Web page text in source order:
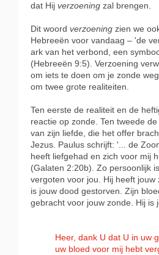
dat Hij verzoening zal brengen.
Dit woord verzoening zien we
Hebreeën voor vandaag – 'de
ark van het verbond, een
(Hebreeën 9:5). Verzoening
om iets te doen om je zonde
om twee grote realiteiten.
Ten eerste de realiteit en de
reactie op zonde. Ten tweede
van zijn liefde, die het offer
Jezus. Paulus schrijft: '... de
heeft liefgehad en zich voor mij
(Galaten 2:20b). Zo persoonlijk
vergoten voor jou. Hij heeft jouw
is jouw dood gestorven. Zijn
gebracht voor jouw zonde. Hij is
Heer, dank U dat U in uw
uw bloed voor mij hebt